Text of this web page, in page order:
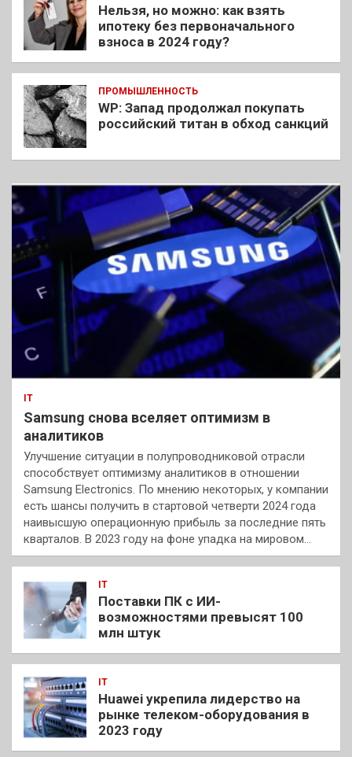
Нельзя, но можно: как взять
ипотеку без первоначального
взноса в 2024 году?
ПРОМЫШЛЕННОСТЬ
WP: Запад продолжал покупать
российский титан в обход санкций
IT
Samsung снова вселяет оптимизм в
аналитиков
Улучшение ситуации в полупроводниковой отрасли
способствует оптимизму аналитиков в отношении
Samsung Electronics. По мнению некоторых, у компании
есть шансы получить в стартовой четверти 2024 года
наивысшую операционную прибыль за последние пять
кварталов. В 2023 году на фоне упадка на мировом…
IT
Поставки ПК с ИИ-
возможностями превысят 100
млн штук
IT
Huawei укрепила лидерство на
рынке телеком-оборудования в
2023 году